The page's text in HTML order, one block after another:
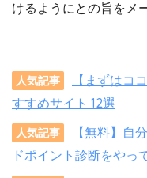
けるようにとの旨をメ
人気記事
【まずはコ
すすめサイト 12選
人気記事
【無料】自
ドポイント診断をやっ